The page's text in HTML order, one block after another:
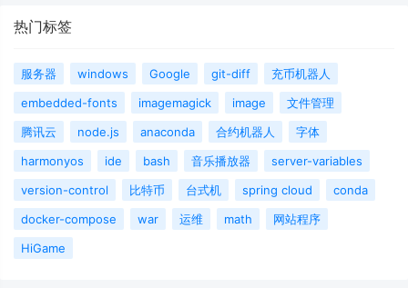
热门标签
服务器 windows Google git-diff
充币机器人
embedded-fonts
imagemagick image
文件管理
腾讯云
node.js anaconda 合约机器人
字体
harmonyos
ide bash 音乐播放器
server-variables
version-control
比特币 台式机 spring cloud
conda
docker-compose
war 运维 math
网站程序
HiGame